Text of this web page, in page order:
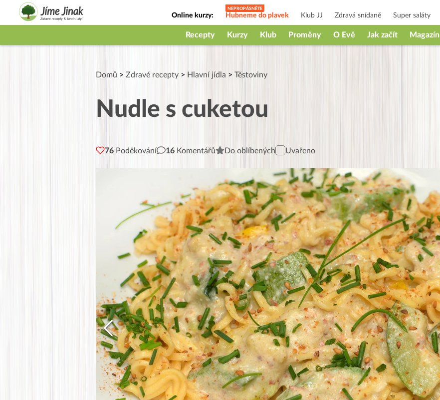
Online kurzy: Hubneme do plavek Klub JJ Zdravá snídaně Super saláty
Jak na babičky
Recepty Kurzy Klub Proměny O Evě Jak začít Magazín
Domů > Zdravé recepty > Hlavní jídla > Těstoviny
Nudle s cuketou
76 Poděkování 16 Komentářů Do oblíbených Uvařeno